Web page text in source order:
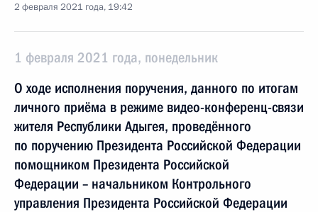
2 февраля 2021 года, 19:42
1 февраля 2021 года, понедельник
О ходе исполнения поручения, данного по итогам
личного приёма в режиме видео-конференц-связи
жителя Республики Адыгея, проведённого
по поручению Президента Российской Федерации
помощником Президента Российской
Федерации – начальником Контрольного
управления Президента Российской Федерации